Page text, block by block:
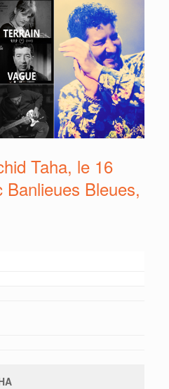
Taha, le 16
Bleues,